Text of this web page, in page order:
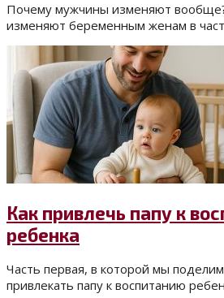
Почему мужчины изменяют
изменяют беременным женам в
Как привлечь папу к
ребенка
Часть первая, в которой мы
привлекать папу к воспитанию